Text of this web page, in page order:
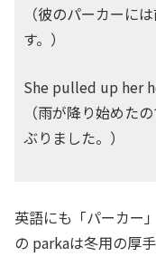
（彼のパーカーに
す。）
She pulled up her
（雨が降り始めた
ぶりました。）
英語にも「パーカー
の parkaは冬用の厚